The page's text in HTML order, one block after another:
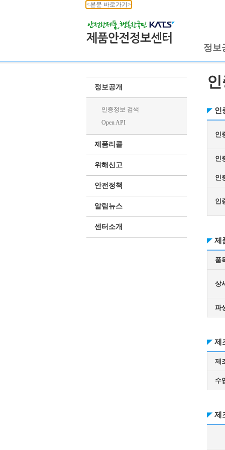
<본문 바로가기>
정보
정보공개
인증정보 검색
Open API
제품리콜
위해신고
안전정책
알림뉴스
센터소개
인
인
인
인
인
제
품
상
파
제
제
수
제